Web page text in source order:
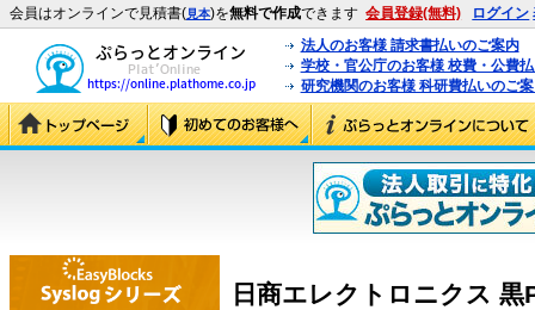
会員はオンラインで見積書(見本)を無料で作成できます 会員登録(無料) ログイン
法人のお客様 請求書払いのご案内
学校・官公庁のお客様 校費・公費
研究機関のお客様 科研費払いのご
日商エレクトロニクス